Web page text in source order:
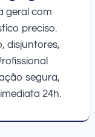
geral com
preciso.
disjuntores,
segura,
24h.